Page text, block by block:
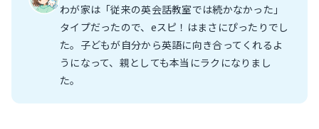
わが家は「従来の英会話教室では続かなかった」
タイプだったので、eスピ！はまさにぴったりでし
た。子どもが自分から英語に向き合ってくれるよ
うになって、親としても本当にラクになりまし
た。